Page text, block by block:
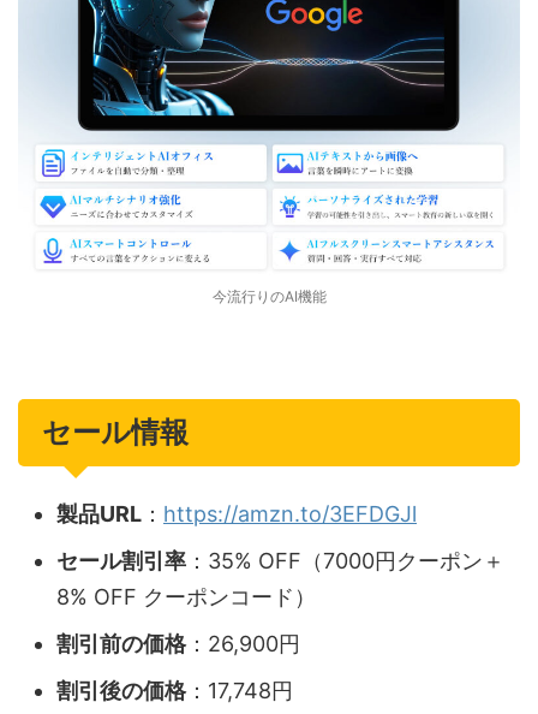
今流行りのAI機能
セール情報
製品URL ： ​https://amzn.to/3EFDGJl
セール割引率 ：​35% OFF（7000円クーポン＋
8% OFF クーポンコード）
割引前の価格：​26,900円
割引後の価格：​17,748円